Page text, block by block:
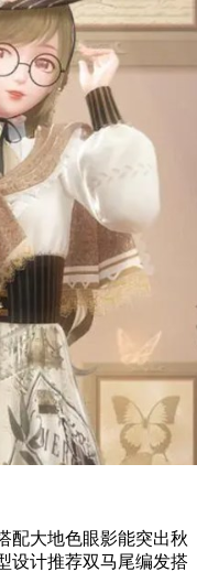
配大地色眼影能突出秋
设计推荐双马尾编发搭